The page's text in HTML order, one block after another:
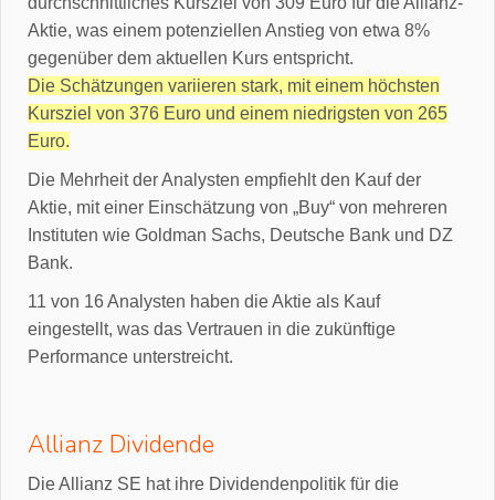
Aktie, was einem potenziellen Anstieg von etwa 8%
gegenüber dem aktuellen Kurs entspricht.
Die Schätzungen variieren stark, mit einem höchsten
Kursziel von 376 Euro und einem niedrigsten von 265
Euro.
Die Mehrheit der Analysten empfiehlt den Kauf der
Aktie, mit einer Einschätzung von „Buy“ von mehreren
Instituten wie Goldman Sachs, Deutsche Bank und DZ
Bank.
11 von 16 Analysten haben die Aktie als Kauf
eingestellt, was das Vertrauen in die zukünftige
Performance unterstreicht.
Allianz Dividende
Die Allianz SE hat ihre Dividendenpolitik für die